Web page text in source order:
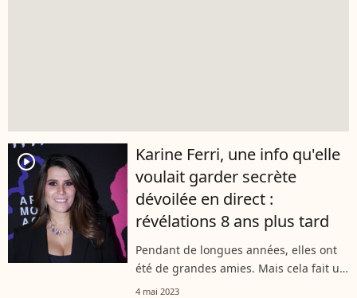
player2
Karine Ferri, une info qu'elle
voulait garder secrète
dévoilée en direct :
révélations 8 ans plus tard
Pendant de longues années, elles ont
été de grandes amies. Mais cela fait un
petit moment que Karine Ferri
4 mai 2023